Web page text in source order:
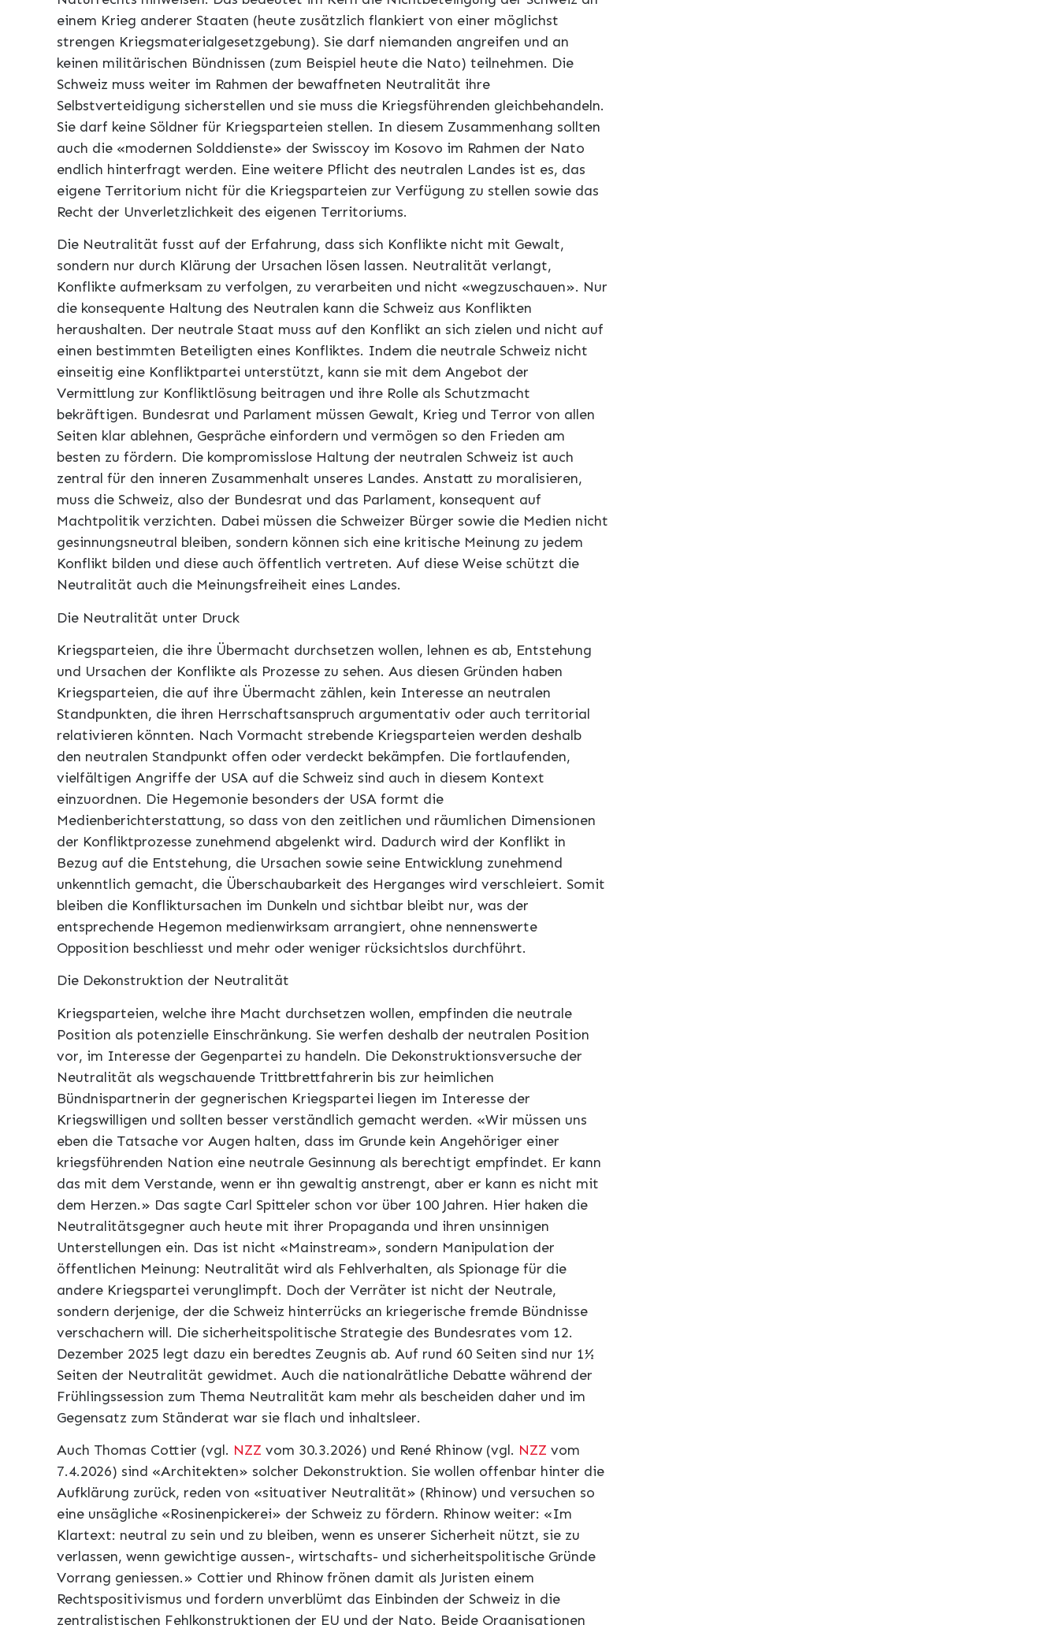
einem Krieg anderer Staaten (heute zusätzlich flankiert von einer möglichst
strengen Kriegsmaterialgesetzgebung). Sie darf niemanden angreifen und an
keinen militärischen Bündnissen (zum Beispiel heute die Nato) teilnehmen. Die
Schweiz muss weiter im Rahmen der bewaffneten Neutralität ihre
Selbstverteidigung sicherstellen und sie muss die Kriegsführenden gleichbehandeln.
Sie darf keine Söldner für Kriegsparteien stellen. In diesem Zusammenhang sollten
auch die «modernen Solddienste» der Swisscoy im Kosovo im Rahmen der Nato
endlich hinterfragt werden. Eine weitere Pflicht des neutralen Landes ist es, das
eigene Territorium nicht für die Kriegsparteien zur Verfügung zu stellen sowie das
Recht der Unverletzlichkeit des eigenen Territoriums.
Die Neutralität fusst auf der Erfahrung, dass sich Konflikte nicht mit Gewalt,
sondern nur durch Klärung der Ursachen lösen lassen. Neutralität verlangt,
Konflikte aufmerksam zu verfolgen, zu verarbeiten und nicht «wegzuschauen». Nur
die konsequente Haltung des Neutralen kann die Schweiz aus Konflikten
heraushalten. Der neutrale Staat muss auf den Konflikt an sich zielen und nicht auf
einen bestimmten Beteiligten eines Konfliktes. Indem die neutrale Schweiz nicht
einseitig eine Konfliktpartei unterstützt, kann sie mit dem Angebot der
Vermittlung zur Konfliktlösung beitragen und ihre Rolle als Schutzmacht
bekräftigen. Bundesrat und Parlament müssen Gewalt, Krieg und Terror von allen
Seiten klar ablehnen, Gespräche einfordern und vermögen so den Frieden am
besten zu fördern. Die kompromisslose Haltung der neutralen Schweiz ist auch
zentral für den inneren Zusammenhalt unseres Landes. Anstatt zu moralisieren,
muss die Schweiz, also der Bundesrat und das Parlament, konsequent auf
Machtpolitik verzichten. Dabei müssen die Schweizer Bürger sowie die Medien nicht
gesinnungsneutral bleiben, sondern können sich eine kritische Meinung zu jedem
Konflikt bilden und diese auch öffentlich vertreten. Auf diese Weise schützt die
Neutralität auch die Meinungsfreiheit eines Landes.
Die Neutralität unter Druck
Kriegsparteien, die ihre Übermacht durchsetzen wollen, lehnen es ab, Entstehung
und Ursachen der Konflikte als Prozesse zu sehen. Aus diesen Gründen haben
Kriegsparteien, die auf ihre Übermacht zählen, kein Interesse an neutralen
Standpunkten, die ihren Herrschaftsanspruch argumentativ oder auch territorial
relativieren könnten. Nach Vormacht strebende Kriegsparteien werden deshalb
den neutralen Standpunkt offen oder verdeckt bekämpfen. Die fortlaufenden,
vielfältigen Angriffe der USA auf die Schweiz sind auch in diesem Kontext
einzuordnen. Die Hegemonie besonders der USA formt die
Medienberichterstattung, so dass von den zeitlichen und räumlichen Dimensionen
der Konfliktprozesse zunehmend abgelenkt wird. Dadurch wird der Konflikt in
Bezug auf die Entstehung, die Ursachen sowie seine Entwicklung zunehmend
unkenntlich gemacht, die Überschaubarkeit des Herganges wird verschleiert. Somit
bleiben die Konfliktursachen im Dunkeln und sichtbar bleibt nur, was der
entsprechende Hegemon medienwirksam arrangiert, ohne nennenswerte
Opposition beschliesst und mehr oder weniger rücksichtslos durchführt.
Die Dekonstruktion der Neutralität
Kriegsparteien, welche ihre Macht durchsetzen wollen, empfinden die neutrale
Position als potenzielle Einschränkung. Sie werfen deshalb der neutralen Position
vor, im Interesse der Gegenpartei zu handeln. Die Dekonstruktionsversuche der
Neutralität als wegschauende Trittbrettfahrerin bis zur heimlichen
Bündnispartnerin der gegnerischen Kriegspartei liegen im Interesse der
Kriegswilligen und sollten besser verständlich gemacht werden. «Wir müssen uns
eben die Tatsache vor Augen halten, dass im Grunde kein Angehöriger einer
kriegsführenden Nation eine neutrale Gesinnung als berechtigt empfindet. Er kann
das mit dem Verstande, wenn er ihn gewaltig anstrengt, aber er kann es nicht mit
dem Herzen.» Das sagte Carl Spitteler schon vor über 100 Jahren. Hier haken die
Neutralitätsgegner auch heute mit ihrer Propaganda und ihren unsinnigen
Unterstellungen ein. Das ist nicht «Mainstream», sondern Manipulation der
öffentlichen Meinung: Neutralität wird als Fehlverhalten, als Spionage für die
andere Kriegspartei verunglimpft. Doch der Verräter ist nicht der Neutrale,
sondern derjenige, der die Schweiz hinterrücks an kriegerische fremde Bündnisse
verschachern will. Die sicherheitspolitische Strategie des Bundesrates vom 12.
Dezember 2025 legt dazu ein beredtes Zeugnis ab. Auf rund 60 Seiten sind nur 1½
Seiten der Neutralität gewidmet. Auch die nationalrätliche Debatte während der
Frühlingssession zum Thema Neutralität kam mehr als bescheiden daher und im
Gegensatz zum Ständerat war sie flach und inhaltsleer.
Auch Thomas Cottier (vgl. NZZ vom 30.3.2026) und René Rhinow (vgl. NZZ vom
7.4.2026) sind «Architekten» solcher Dekonstruktion. Sie wollen offenbar hinter die
Aufklärung zurück, reden von «situativer Neutralität» (Rhinow) und versuchen so
eine unsägliche «Rosinenpickerei» der Schweiz zu fördern. Rhinow weiter: «Im
Klartext: neutral zu sein und zu bleiben, wenn es unserer Sicherheit nützt, sie zu
verlassen, wenn gewichtige aussen-, wirtschafts- und sicherheitspolitische Gründe
Vorrang geniessen.» Cottier und Rhinow frönen damit als Juristen einem
Rechtspositivismus und fordern unverblümt das Einbinden der Schweiz in die
zentralistischen Fehlkonstruktionen der EU und der Nato. Beide Organisationen